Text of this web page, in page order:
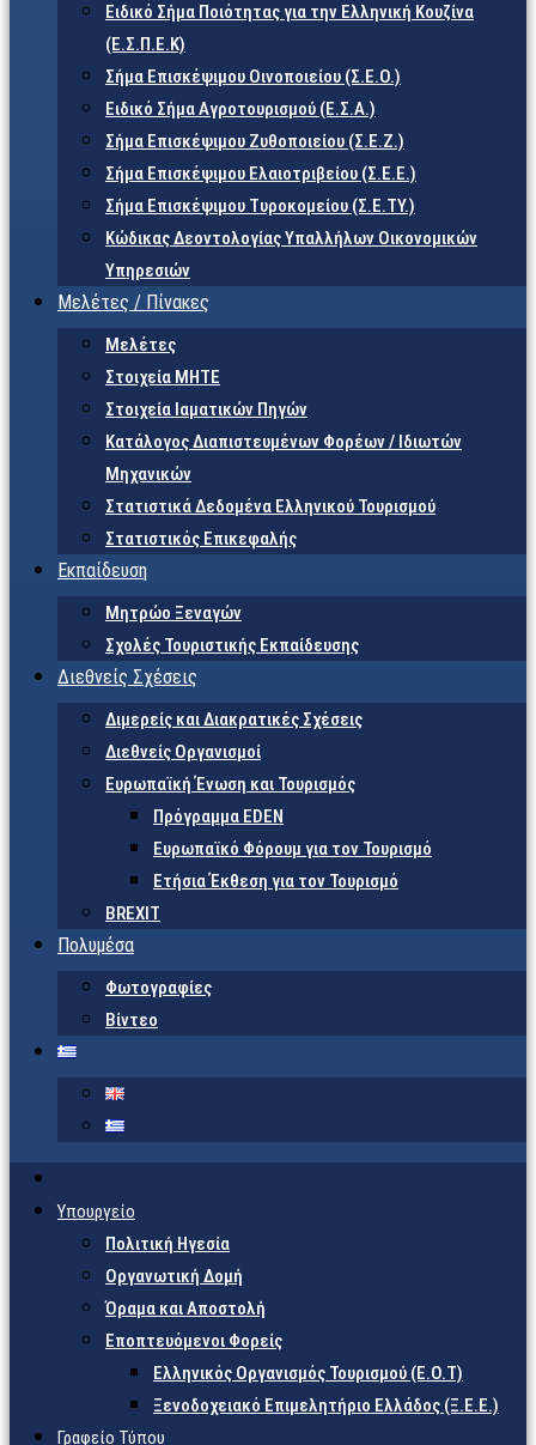
Ειδικό Σήμα Ποιότητας για την Ελληνική Κουζίνα
(Ε.Σ.Π.Ε.Κ)
Σήμα Επισκέψιμου Οινοποιείου (Σ.Ε.Ο.)
Ειδικό Σήμα Αγροτουρισμού (Ε.Σ.Α.)
Σήμα Επισκέψιμου Ζυθοποιείου (Σ.Ε.Ζ.)
Σήμα Επισκέψιμου Ελαιοτριβείου (Σ.Ε.Ε.)
Σήμα Επισκέψιμου Τυροκομείου (Σ.Ε.TY.)
Κώδικας Δεοντολογίας Υπαλλήλων Οικονομικών
Υπηρεσιών
Μελέτες / Πίνακες
Μελέτες
Στοιχεία ΜΗΤΕ
Στοιχεία Ιαματικών Πηγών
Κατάλογος Διαπιστευμένων Φορέων / Ιδιωτών
Μηχανικών
Στατιστικά Δεδομένα Ελληνικού Τουρισμού
Στατιστικός Επικεφαλής
Εκπαίδευση
Μητρώο Ξεναγών
Σχολές Τουριστικής Εκπαίδευσης
Διεθνείς Σχέσεις
Διμερείς και Διακρατικές Σχέσεις
Διεθνείς Οργανισμοί
Ευρωπαϊκή Ένωση και Τουρισμός
Πρόγραμμα EDEN
Ευρωπαϊκό Φόρουμ για τον Τουρισμό
Ετήσια Έκθεση για τον Τουρισμό
BREXIT
Πολυμέσα
Φωτογραφίες
Βίντεο
Υπουργείο
Πολιτική Ηγεσία
Οργανωτική Δομή
Όραμα και Αποστολή
Εποπτευόμενοι Φορείς
Eλληνικός Οργανισμός Τουρισμού (Ε.Ο.Τ)
Ξενοδοχειακό Επιμελητήριο Ελλάδος (Ξ.Ε.Ε.)
Γραφείο Τύπου